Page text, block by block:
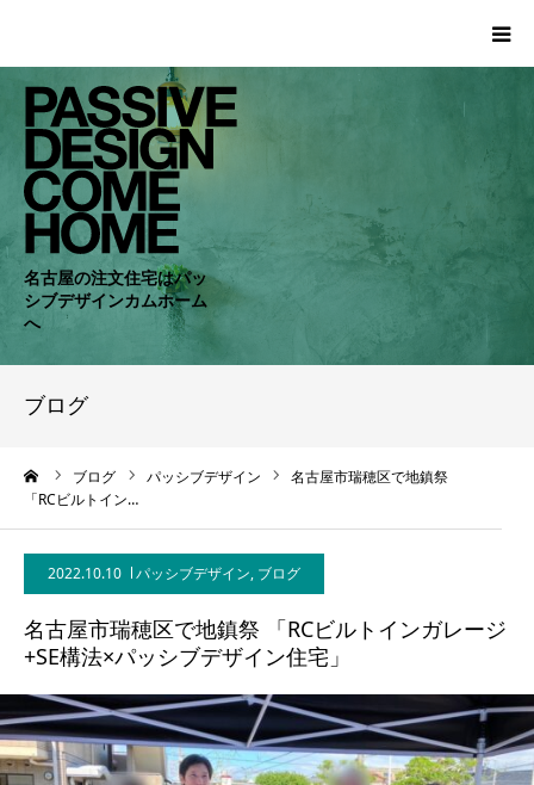
名古屋の注文住宅はパッ
シブデザインカムホーム
へ
ブログ
ブログ パッシブデザイン
名古屋市瑞穂区で地鎮祭
「RCビルトイン…
2022.10.10 パッシブデザイン, ブログ
名古屋市瑞穂区で地鎮祭 「RCビルトインガレージ
+SE構法×パッシブデザイン住宅」
HOME
WORKS
COMPANY
CONCEPT
NEWS
BLOG
CONTACT